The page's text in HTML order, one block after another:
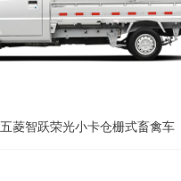
五菱智跃荣光小卡仓栅式畜禽车